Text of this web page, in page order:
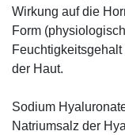
Wirkung auf die
Form
der Haut.
Sodium
Natriumsalz der